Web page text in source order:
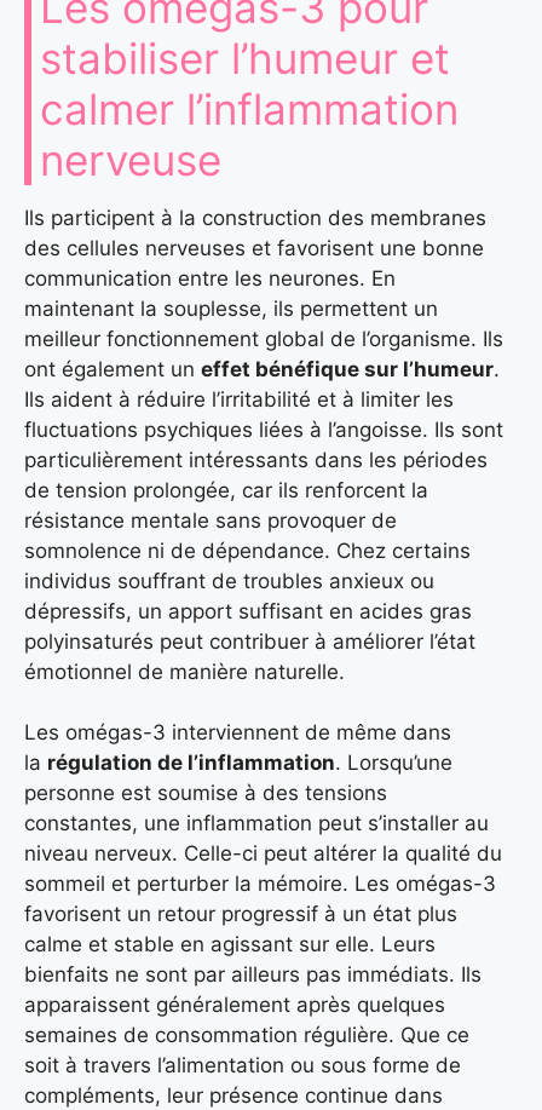
stabiliser l’humeur et
calmer l’inflammation
nerveuse
Ils participent à la construction des membranes
des cellules nerveuses et favorisent une bonne
communication entre les neurones. En
maintenant la souplesse, ils permettent un
meilleur fonctionnement global de l’organisme. Ils
ont également un effet bénéfique sur l’humeur.
Ils aident à réduire l’irritabilité et à limiter les
fluctuations psychiques liées à l’angoisse. Ils sont
particulièrement intéressants dans les périodes
de tension prolongée, car ils renforcent la
résistance mentale sans provoquer de
somnolence ni de dépendance. Chez certains
individus souffrant de troubles anxieux ou
dépressifs, un apport suffisant en acides gras
polyinsaturés peut contribuer à améliorer l’état
émotionnel de manière naturelle.
Les omégas-3 interviennent de même dans
la régulation de l’inflammation. Lorsqu’une
personne est soumise à des tensions
constantes, une inflammation peut s’installer au
niveau nerveux. Celle-ci peut altérer la qualité du
sommeil et perturber la mémoire. Les omégas-3
favorisent un retour progressif à un état plus
calme et stable en agissant sur elle. Leurs
bienfaits ne sont par ailleurs pas immédiats. Ils
apparaissent généralement après quelques
semaines de consommation régulière. Que ce
soit à travers l’alimentation ou sous forme de
compléments, leur présence continue dans